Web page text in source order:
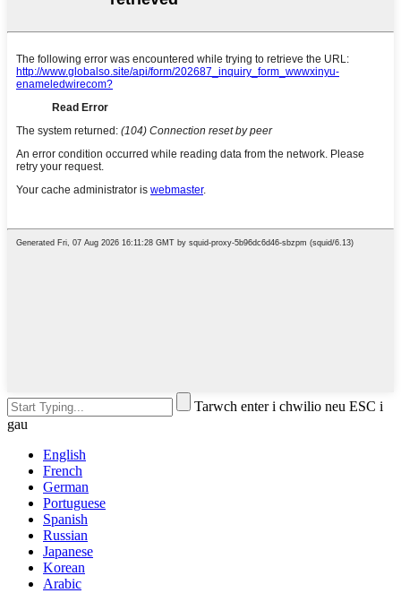
Tarwch enter i chwilio neu ESC i
gau
English
French
German
Portuguese
Spanish
Russian
Japanese
Korean
Arabic